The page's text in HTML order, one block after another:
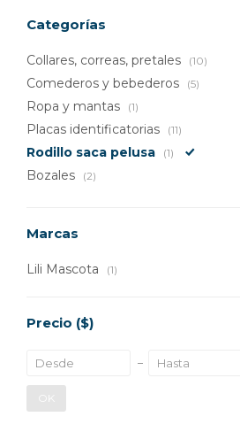
Categorías
Collares, correas, pretales (10)
Comederos y bebederos (5)
Ropa y mantas (1)
Placas identificatorias (11)
Rodillo saca pelusa (1)
Bozales (2)
Marcas
Lili Mascota (1)
Precio ($)
OK